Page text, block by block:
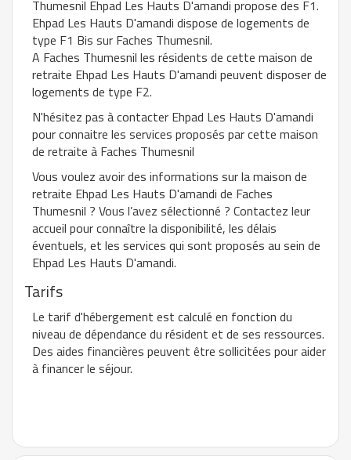
Thumesnil Ehpad Les Hauts D'amandi propose des F1.
Ehpad Les Hauts D'amandi dispose de logements de
type F1 Bis sur Faches Thumesnil.
A Faches Thumesnil les résidents de cette maison de
retraite Ehpad Les Hauts D'amandi peuvent disposer de
logements de type F2.
N'hésitez pas à contacter Ehpad Les Hauts D'amandi
pour connaitre les services proposés par cette maison
de retraite à Faches Thumesnil
Vous voulez avoir des informations sur la maison de
retraite Ehpad Les Hauts D'amandi de Faches
Thumesnil ? Vous l’avez sélectionné ? Contactez leur
accueil pour connaître la disponibilité, les délais
éventuels, et les services qui sont proposés au sein de
Ehpad Les Hauts D'amandi.
Tarifs
Le tarif d'hébergement est calculé en fonction du
niveau de dépendance du résident et de ses ressources.
Des aides financières peuvent être sollicitées pour aider
à financer le séjour.